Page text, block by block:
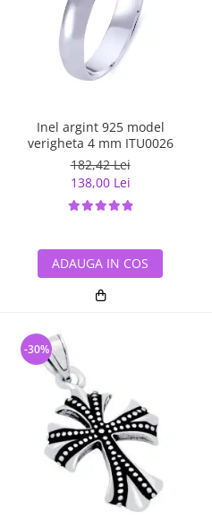
Inel argint 925 model
verigheta 4 mm ITU0026
182,42 Lei
138,00 Lei
ADAUGA IN COS
-30%